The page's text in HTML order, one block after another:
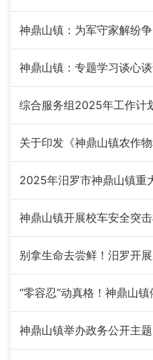
综合服务组2025年工作计
2025年汨罗市神鼎山镇重